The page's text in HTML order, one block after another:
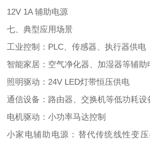
12V 1A 辅助电源
七、典型应用场景
工业控制：PLC、传感器、执行器供电
智能家居：空气净化器、加湿器等辅助
照明驱动：24V LED灯带恒压供电
通信设备：路由器、交换机等低功耗设
电机驱动：小功率马达控制
小家电辅助电源：替代传统线性变